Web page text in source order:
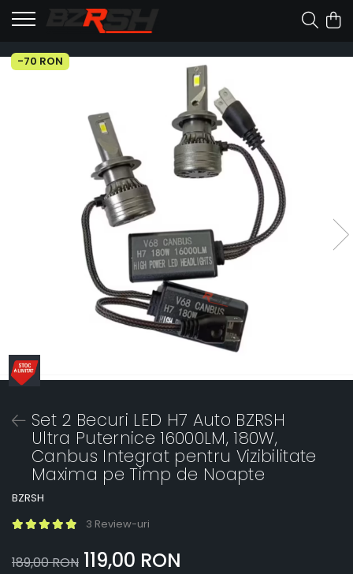
-70 RON
Set 2 Becuri LED H7 Auto BZRSH
Ultra Puternice 16000LM, 180W,
Canbus Integrat pentru Vizibilitate
Maxima pe Timp de Noapte
BZRSH
3 Review-uri
189,00 RON 119,00 RON